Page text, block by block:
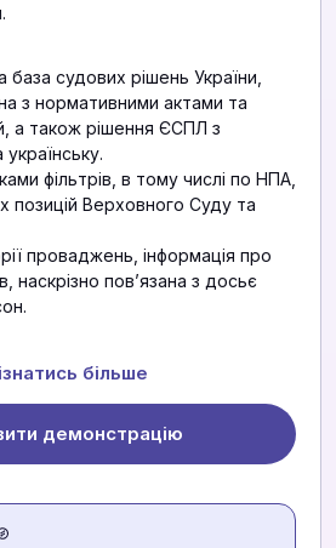
база судових рішень України,
з нормативними актами та
а також рішення ЄСПЛ з
фільтрів, в тому числі по НПА,
позицій Верховного Суду та
проваджень, інформація про
наскрізно повʼязана з досьє
більше
демонстрацію